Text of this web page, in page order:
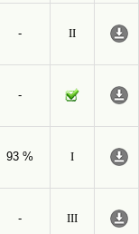
-
II
-
93 %
I
-
III